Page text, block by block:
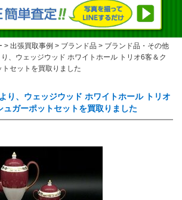
> 出張買取事例 > ブランド品 > ブランド品・その他
、ウェッジウッド ホワイトホール トリオ6客＆ク
セットを買取りました
り、ウェッジウッド ホワイトホール トリオ
ガーポットセットを買取りました